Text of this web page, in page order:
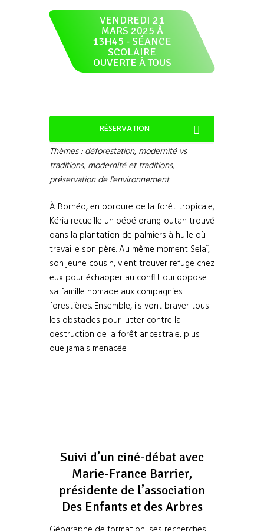
VENDREDI 21
MARS 2025 À
13H45 - SÉANCE
SCOLAIRE
OUVERTE À TOUS
RÉSERVATION
Thèmes : déforestation, modernité vs
traditions, modernité et traditions,
préservation de l’environnement
À Bornéo, en bordure de la forêt tropicale,
Kéria recueille un bébé orang-outan trouvé
dans la plantation de palmiers à huile où
travaille son père. Au même moment Selaï,
son jeune cousin, vient trouver refuge chez
eux pour échapper au conflit qui oppose
sa famille nomade aux compagnies
forestières. Ensemble, ils vont braver tous
les obstacles pour lutter contre la
destruction de la forêt ancestrale, plus
que jamais menacée.
Suivi d’un ciné-débat avec
Marie-France Barrier,
présidente de l’association
Des Enfants et des Arbres